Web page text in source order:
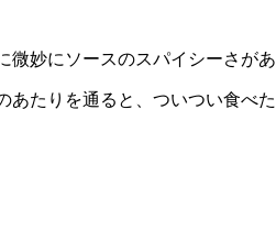
妙にソースのスパイシーさがあ
たりを通ると、ついつい食べ